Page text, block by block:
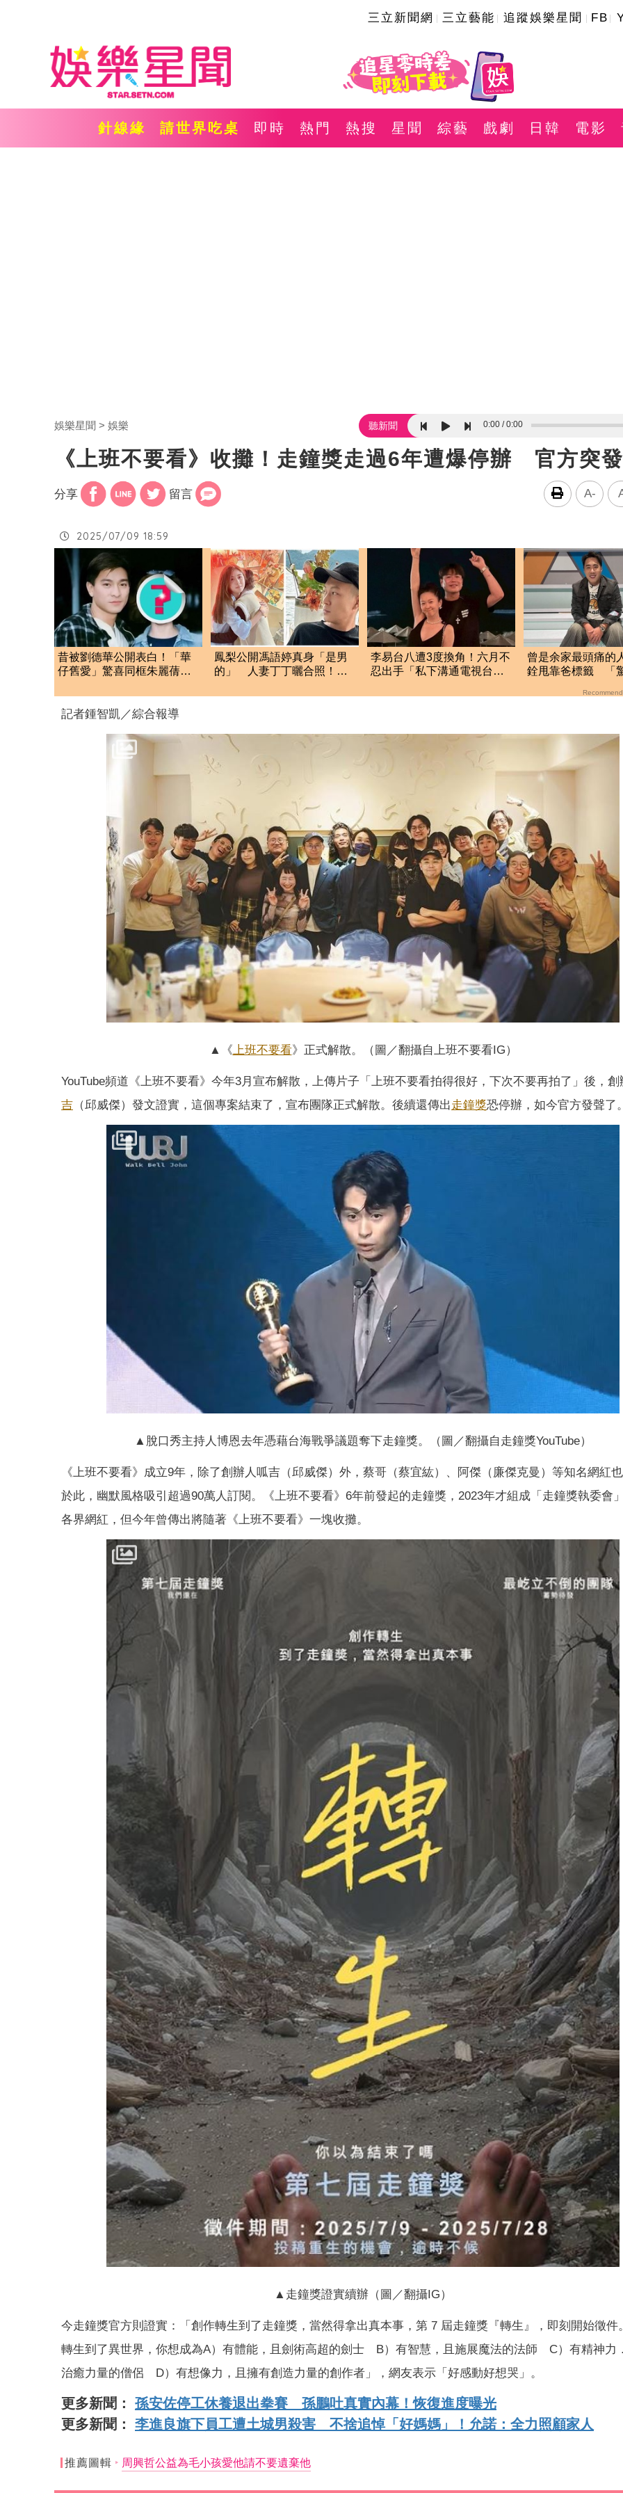
三立新聞網 三立藝能 追蹤娛樂星聞 FB
針線緣 請世界吃桌 即時 熱門 熱搜 星聞 綜藝 戲劇 日韓 電影
娛樂星聞 娛樂 聽新聞 0:00 0:00
《上班不要看》收攤！走鐘獎走過6年遭爆停辦 官方突
分享 留言 A-
2025/07/09 18:59
昔被劉德華公開表白！「華
仔舊愛」驚喜同框朱麗蒨
鳳梨公開馮語婷真身「是男
的」 人妻丁丁曬合照！坦
李易台八遭3度換角！六月不
忍出手「私下溝通電視台」
曾是余家最頭痛的
銓甩靠爸標籤 「
記者鍾智凱／綜合報導
▲《上班不要看》正式解散。（圖／翻攝自上班不要看IG）
YouTube頻道《上班不要看》今年3月宣布解散，上傳片子「上班不要看拍得很好，下次不要再拍了」後，創
吉 （邱威傑）發文證實，這個專案結束了，宣布團隊正式解散。後續還傳出走鐘獎恐停辦，如今官方發聲了
▲脫口秀主持人博恩去年憑藉台海戰爭議題奪下走鐘獎。（圖／翻攝自走鐘獎YouTube）
《上班不要看》成立9年，除了創辦人呱吉（邱威傑）外，蔡哥（蔡宜紘）、阿傑（廉傑克曼）等知名網紅
於此，幽默風格吸引超過90萬人訂閱。《上班不要看》6年前發起的走鐘獎，2023年才組成「走鐘獎執委會
各界網紅，但今年曾傳出將隨著《上班不要看》一塊收攤。
▲走鐘獎證實續辦（圖／翻攝IG）
今走鐘獎官方則證實：「創作轉生到了走鐘獎，當然得拿出真本事，第 7 屆走鐘獎『轉生』，即刻開始徵件
轉生到了異世界，你想成為A）有體能，且劍術高超的劍士 B）有智慧，且施展魔法的法師 C）有精神力
治癒力量的僧侶 D）有想像力，且擁有創造力量的創作者」，網友表示「好感動好想哭」。
更多新聞： 孫安佐停工休養退出拳賽 孫鵬吐真實內幕！恢復進度曝光
更多新聞： 李進良旗下員工遭土城男殺害 不捨追悼「好媽媽」！允諾：全力照顧家人
推薦圖輯 周興哲公益為毛小孩愛他請不要遺棄他